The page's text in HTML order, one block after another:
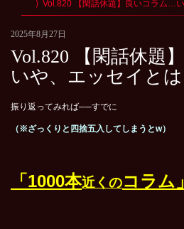
Vol.820 【閑話休題】良いコラム…
2025年8月27日
Vol.820 【閑話休題
いや、エッセイとは
振り返ってみれば──すでに
（※ざっくりと四捨五入してしまうとw）
「1000本近くのコラム」